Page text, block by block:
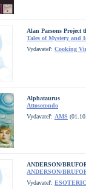
Alan Parsons Project
Tales of Mystery and
Vydavateľ: Cooking
Alphataurus
Attosecondo
Vydavateľ: AMS
ANDERSON/
ANDERSON/
Vydavateľ: ESOTERIC